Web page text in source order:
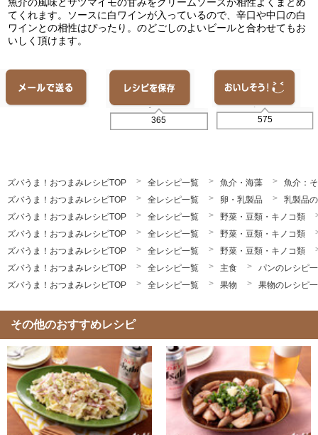
てくれます。ソースに白ワインが入っているので、辛口や中口の白
ワインとの相性はぴったり。のどごしのよいビールと合わせてもお
いしく頂けます。
365 575
ズバうま！おつまみレシピTOP 全レシピ一覧 魚介・海藻
魚介：
ズバうま！おつまみレシピTOP
全レシピ一覧 卵・乳製品
乳製品
ズバうま！おつまみレシピTOP
全レシピ一覧
野菜・豆類・キノコ類
ズバうま！おつまみレシピTOP
全レシピ一覧
野菜・豆類・キノコ類
ズバうま！おつまみレシピTOP
全レシピ一覧
野菜・豆類・キノコ類
ズバうま！おつまみレシピTOP
全レシピ一覧 主食
パンのレシピ
ズバうま！おつまみレシピTOP
全レシピ一覧 果物 果物のレシピ
その他のおすすめレシピ